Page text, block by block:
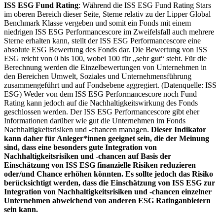
ISS ESG Fund Rating: Während die ISS ESG Fund Rating Stars
im oberen Bereich dieser Seite, Sterne relativ zu der Lipper Global
Benchmark Klasse vergeben und somit ein Fonds mit einem
niedrigen ISS ESG Performancescore im Zweifelsfall auch mehrere
Sterne erhalten kann, stellt der ISS ESG Performancescore eine
absolute ESG Bewertung des Fonds dar. Die Bewertung von ISS
ESG reicht von 0 bis 100, wobei 100 für „sehr gut“ steht. Für die
Berechnung werden die Einzelbewertungen von Unternehmen in
den Bereichen Umwelt, Soziales und Unternehmensführung
zusammengeführt und auf Fondsebene aggregiert. (Datenquelle: ISS
ESG) Weder von dem ISS ESG Performancescore noch Fund
Rating kann jedoch auf die Nachhaltigkeitswirkung des Fonds
geschlossen werden. Der ISS ESG Performancescore gibt eher
Informationen darüber wie gut die Unternehmen im Fonds
Nachhaltigkeitsrisiken und -chancen managen. Dieser Indikator
kann daher für Anleger*innen geeignet sein, die der Meinung
sind, dass eine besonders gute Integration von
Nachhaltigkeitsrisiken und -chancen auf Basis der
Einschätzung von ISS ESG finanzielle Risiken reduzieren
oder/und Chance erhöhen könnten. Es sollte jedoch das Risiko
berücksichtigt werden, dass die Einschätzung von ISS ESG zur
Integration von Nachhaltigkeitsrisiken und -chancen einzelner
Unternehmen abweichend von anderen ESG Ratinganbietern
sein kann.